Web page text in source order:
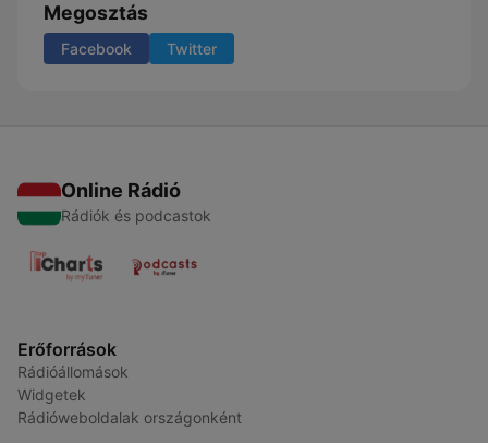
Megosztás
Facebook Twitter
Online Rádió
Rádiók és podcastok
Erőforrások
Rádióállomások
Widgetek
Rádióweboldalak országonként